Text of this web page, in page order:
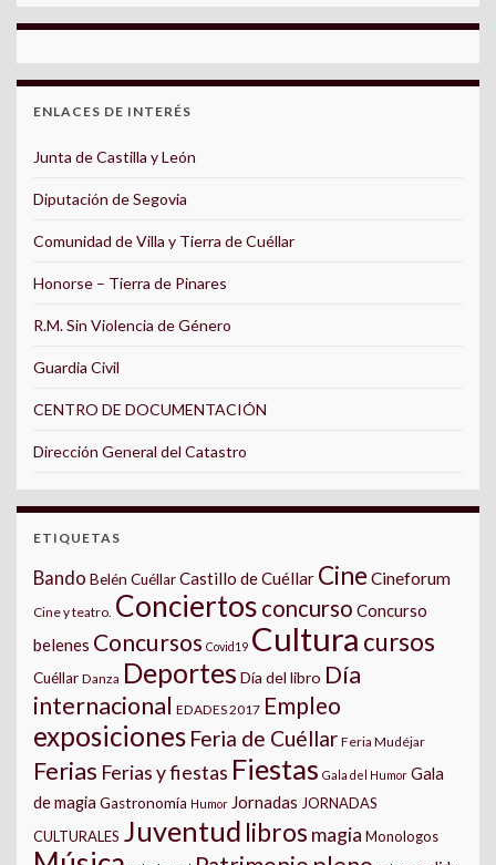
ENLACES DE INTERÉS
Junta de Castilla y León
Diputación de Segovia
Comunidad de Villa y Tierra de Cuéllar
Honorse – Tierra de Pinares
R.M. Sin Violencia de Género
Guardia Civil
CENTRO DE DOCUMENTACIÓN
Dirección General del Catastro
ETIQUETAS
Bando Belén CuéllarCastillo de Cuéllar Cine Cineforum
Cine y teatro. Conciertos concurso Concurso
belenes Concursos Covid19 Cultura cursos
Cuéllar Danza Deportes Día del libro Día
internacional EDADES 2017 Empleo
exposiciones Feria de Cuéllar Feria Mudéjar
Ferias Ferias y fiestas Fiestas Gala del Humor Gala
de magia Gastronomía Humor Jornadas JORNADAS
CULTURALES Juventud libros magia Monologos